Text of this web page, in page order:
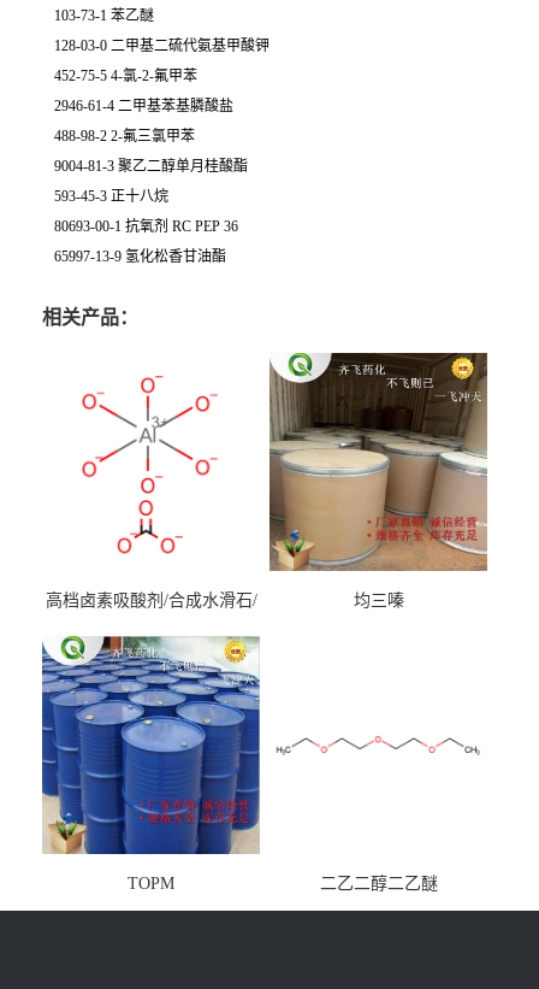
103-73-1 苯乙醚
128-03-0 二甲基二硫代氨基甲酸钾
452-75-5 4-氯-2-氟甲苯
2946-61-4 二甲基苯基膦酸盐
488-98-2 2-氟三氯甲苯
9004-81-3 聚乙二醇单月桂酸酯
593-45-3 正十八烷
80693-00-1 抗氧剂 RC PEP 36
65997-13-9 氢化松香甘油酯
相关产品：
高档卤素吸酸剂/合成水滑石/
均三嗪
TOPM 二乙二醇二乙醚